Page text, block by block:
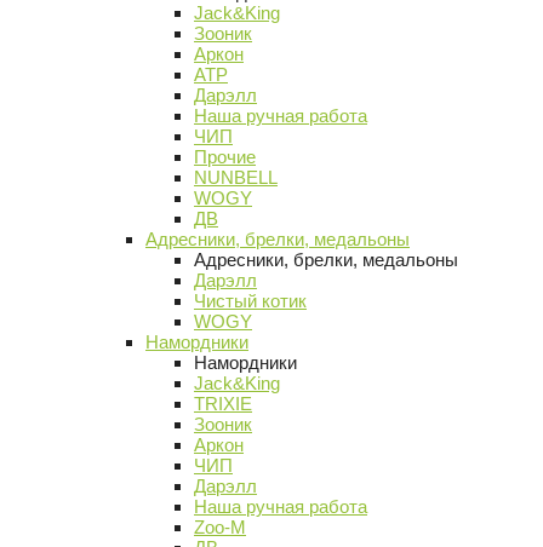
Jack&King
Зооник
Аркон
АТР
Дарэлл
Наша ручная работа
ЧИП
Прочие
NUNBELL
WOGY
ДВ
Адресники, брелки, медальоны
Адресники, брелки, медальоны
Дарэлл
Чистый котик
WOGY
Намордники
Намордники
Jack&King
TRIXIE
Зооник
Аркон
ЧИП
Дарэлл
Наша ручная работа
Zoo-M